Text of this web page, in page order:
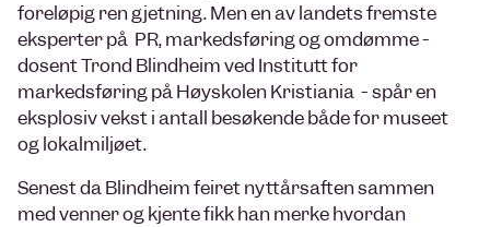
foreløpig ren gjetning. Men en av landets fremste
eksperter på PR, markedsføring og omdømme -
dosent Trond Blindheim ved Institutt for
markedsføring på Høyskolen Kristiania - spår en
eksplosiv vekst i antall besøkende både for museet
og lokalmiljøet.
Senest da Blindheim feiret nyttårsaften sammen
med venner og kjente fikk han merke hvordan